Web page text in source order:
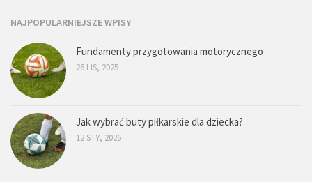
NAJPOPULARNIEJSZE WPISY
Fundamenty przygotowania motorycznego
26 LIS, 2025
Jak wybrać buty piłkarskie dla dziecka?
12 STY, 2026